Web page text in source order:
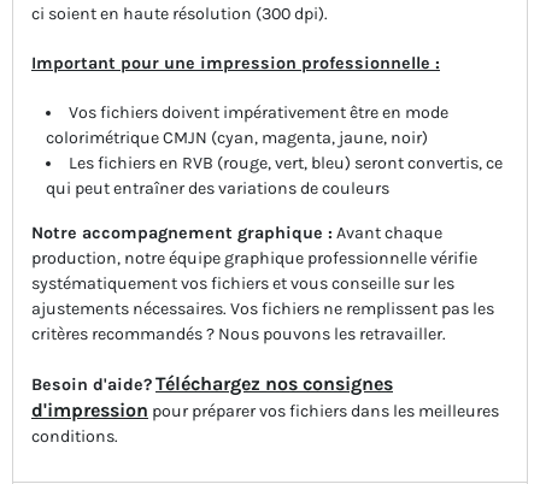
ci soient en haute résolution (300 dpi).
Important pour une impression professionnelle :
Vos fichiers doivent impérativement être en mode
colorimétrique CMJN (cyan, magenta, jaune, noir)
Les fichiers en RVB (rouge, vert, bleu) seront convertis, ce
qui peut entraîner des variations de couleurs
Notre accompagnement graphique : Avant chaque
production, notre équipe graphique professionnelle vérifie
systématiquement vos fichiers et vous conseille sur les
ajustements nécessaires. Vos fichiers ne remplissent pas les
critères recommandés ? Nous pouvons les retravailler.
Besoin d'aide?Téléchargez nos consignes
d'impression pour préparer vos fichiers dans les meilleures
conditions.